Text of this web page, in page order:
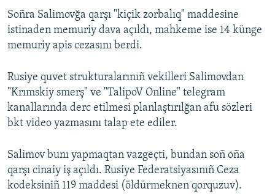
Soñra Salimovğa qarşı "kiçik zorbalıq" maddesine
istinaden memuriy dava açıldı, mahkeme ise 14 künge
memuriy apis cezasını berdi.
Rusiye quvet strukturalarınıñ vekilleri Salimovdan
"Krımskiy smerş" ve "TalipoV Online" telegram
kanallarında derc etilmesi planlaştırılğan afu sözleri
bkt video yazmasını talap ete ediler.
Salimov bunı yapmaqtan vazgeçti, bundan soñ oña
qarşı cinaiy iş açıldı. Rusiye Federatsiyasınıñ Ceza
kodeksiniñ 119 maddesi (öldürmeknen qorquzuv).